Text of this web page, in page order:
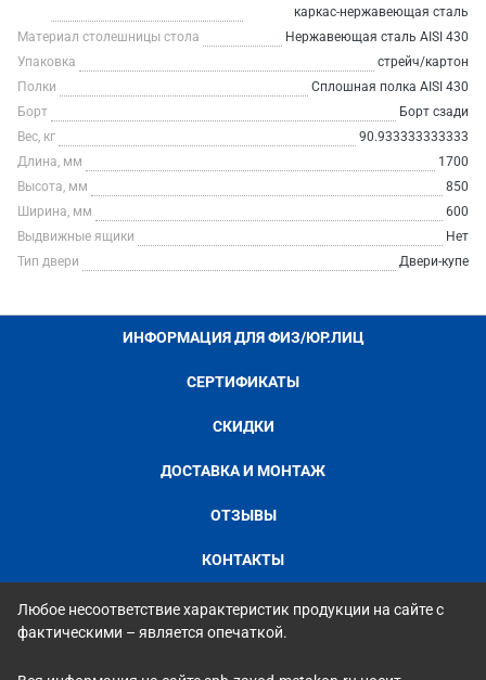
каркас-нержавеющая сталь
Материал столешницы стола
Нержавеющая сталь AISI 430
Упаковка
стрейч/картон
Полки
Сплошная полка AISI 430
Борт
Борт сзади
Вес, кг
90.933333333333
Длина, мм
1700
Высота, мм
850
Ширина, мм
600
Выдвижные ящики
Нет
Тип двери
Двери-купе
ИНФОРМАЦИЯ ДЛЯ ФИЗ/ЮР.ЛИЦ
СЕРТИФИКАТЫ
СКИДКИ
ДОСТАВКА И МОНТАЖ
ОТЗЫВЫ
КОНТАКТЫ
Любое несоответствие характеристик продукции на сайте с
фактическими – является опечаткой.